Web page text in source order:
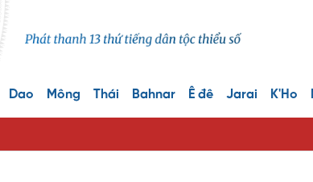
Dao Mông Thái Bahnar Ê đê Jarai K'Ho